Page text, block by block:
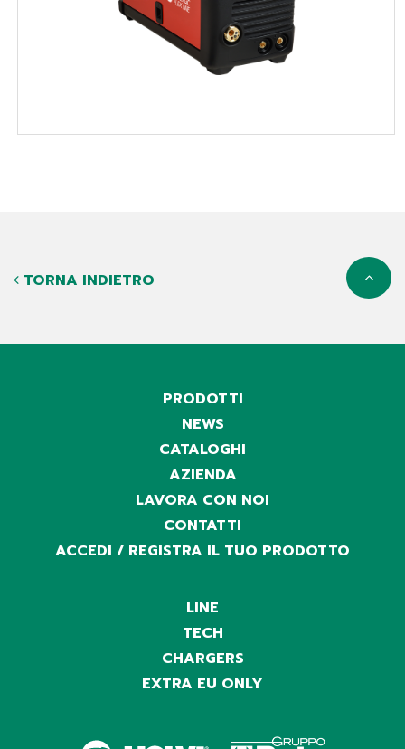
TORNA INDIETRO
PRODOTTI
NEWS
CATALOGHI
AZIENDA
LAVORA CON NOI
CONTATTI
ACCEDI / REGISTRA IL TUO PRODOTTO
LINE
TECH
CHARGERS
EXTRA EU ONLY